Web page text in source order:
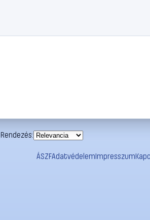
Rendezés:
ÁSZFAdatvédelemImpresszum